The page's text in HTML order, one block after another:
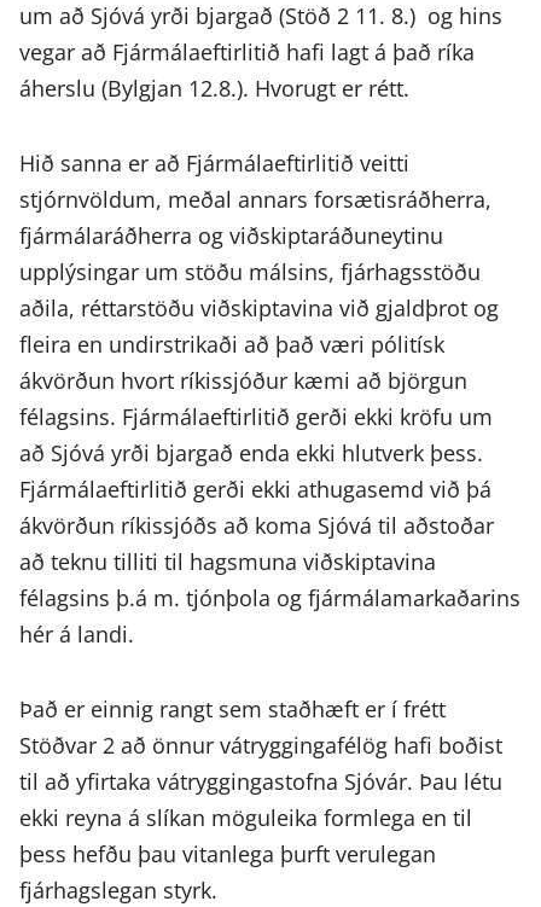
um að Sjóvá yrði bjargað (Stöð 2 11. 8.) og hins
vegar að Fjármálaeftirlitið hafi lagt á það ríka
áherslu (Bylgjan 12.8.). Hvorugt er rétt.
Hið sanna er að Fjármálaeftirlitið veitti
stjórnvöldum, meðal annars forsætisráðherra,
fjármálaráðherra og viðskiptaráðuneytinu
upplýsingar um stöðu málsins, fjárhagsstöðu
aðila, réttarstöðu viðskiptavina við gjaldþrot og
fleira en undirstrikaði að það væri pólitísk
ákvörðun hvort ríkissjóður kæmi að björgun
félagsins. Fjármálaeftirlitið gerði ekki kröfu um
að Sjóvá yrði bjargað enda ekki hlutverk þess.
Fjármálaeftirlitið gerði ekki athugasemd við þá
ákvörðun ríkissjóðs að koma Sjóvá til aðstoðar
að teknu tilliti til hagsmuna viðskiptavina
félagsins þ.á m. tjónþola og fjármálamarkaðarins
hér á landi.
Það er einnig rangt sem staðhæft er í frétt
Stöðvar 2 að önnur vátryggingafélög hafi boðist
til að yfirtaka vátryggingastofna Sjóvár. Þau létu
ekki reyna á slíkan möguleika formlega en til
þess hefðu þau vitanlega þurft verulegan
fjárhagslegan styrk.